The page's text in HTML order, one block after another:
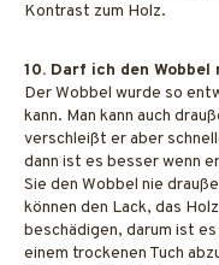
Kontrast zum Holz.
10. Darf ich den
Der Wobbel wurde so
kann. Man kann auch
verschleißt er aber
dann ist es besser wenn
Sie den Wobbel nie
können den Lack, das
beschädigen, darum ist
einem trockenen Tuch